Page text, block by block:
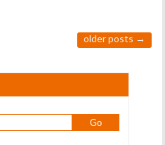
older posts →